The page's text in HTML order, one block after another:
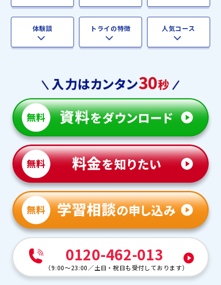
体験談 トライの特徴 人気コース
0120-462-013
（9:00～23:00 ／土日・祝日も受付しております）